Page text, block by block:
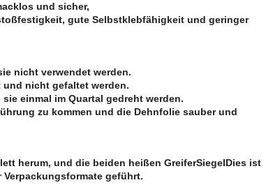
und sicher,
gute Selbstklebfähigkeit und geringer
nicht verwendet werden.
nicht gefaltet werden.
einmal im Quartal gedreht werden.
zu kommen und die Dehnfolie sauber und
herum, und die beiden heißen GreiferSiegelDies ist
geführt.